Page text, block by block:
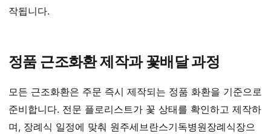
작됩니다.
정품 근조화환 제작과 꽃배달 과정
모든 근조화환은 주문 즉시 제작되는 정품 화환을 기준으로
준비합니다. 전문 플로리스트가 꽃 상태를 확인하고 제작하
며, 장례식 일정에 맞춰 원주세브란스기독병원장례식장으